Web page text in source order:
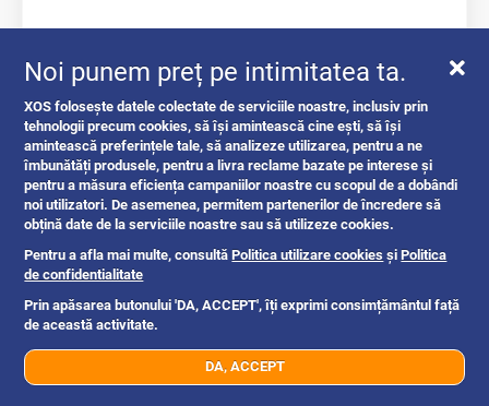
07xx xxx xxx Trimite mesaj
Balotesti, Ilfov 2d
Aparat conic de modelat aluatul rotund,...
1 eur
Noi punem preț pe intimitatea ta.
XOS folosește datele colectate de serviciile noastre, inclusiv prin
tehnologii precum cookies, să își amintească cine ești, să își
amintească preferințele tale, să analizeze utilizarea, pentru a ne
îmbunătăți produsele, pentru a livra reclame bazate pe interese și
pentru a măsura eficiența campaniilor noastre cu scopul de a dobândi
noi utilizatori. De asemenea, permitem partenerilor de încredere să
obțină date de la serviciile noastre sau să utilizeze cookies.
Pentru a afla mai multe, consultăPolitica utilizare cookies șiPolitica
de confidentialitate
Prin apăsarea butonului 'DA, ACCEPT', îți exprimi consimțământul față
de această activitate.
DA, ACCEPT